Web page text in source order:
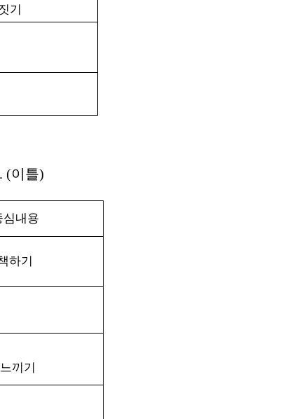
기
. (이틀)
심내용
하기
끼기